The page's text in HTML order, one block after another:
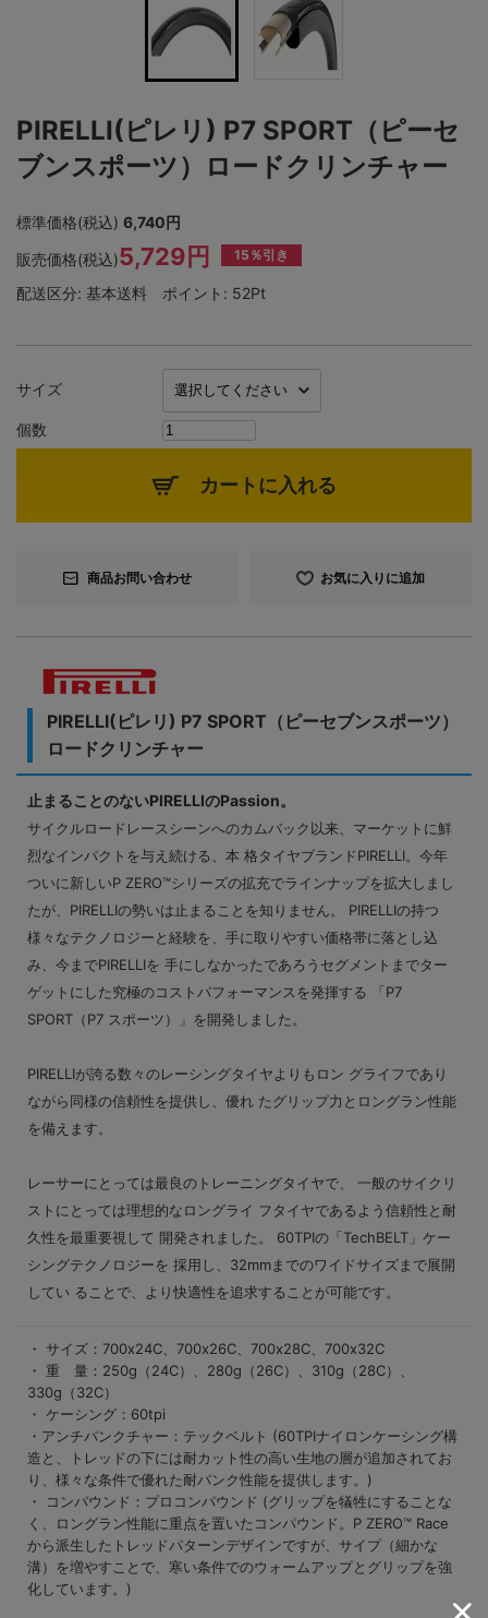
PIRELLI(ピレリ) P7 SPORT（ピーセ
ブンスポーツ）ロードクリンチャー
標準価格(税込) 6,740円
販売価格(税込)5,729円 15％引き
配送区分: 基本送料 ポイント: 52Pt
サイズ
個数
カートに入れる
商品お問い合わせ お気に入りに追加
PIRELLI(ピレリ) P7 SPORT（ピーセブンスポーツ）
ロードクリンチャー
止まることのないPIRELLIのPassion。
サイクルロードレースシーンへのカムバック以来、マーケットに鮮
烈なインパクトを与え続ける、本 格タイヤブランドPIRELLI。今年
ついに新しいP ZERO™シリーズの拡充でラインナップを拡大しまし
たが、PIRELLIの勢いは止まることを知りません。 PIRELLIの持つ
様々なテクノロジーと経験を、手に取りやすい価格帯に落とし込
み、今までPIRELLIを 手にしなかったであろうセグメントまでター
ゲットにした究極のコストパフォーマンスを発揮する 「P7
SPORT（P7 スポーツ）」を開発しました。
PIRELLIが誇る数々のレーシングタイヤよりもロン グライフであり
ながら同様の信頼性を提供し、優れ たグリップ力とロングラン性能
を備えます。
レーサーにとっては最良のトレーニングタイヤで、 一般のサイクリ
ストにとっては理想的なロングライ フタイヤであるよう信頼性と耐
久性を最重要視して 開発されました。 60TPIの「TechBELT」ケー
シングテクノロジーを 採用し、32mmまでのワイドサイズまで展開
してい ることで、より快適性を追求することが可能です。
・ サイズ：700x24C、700x26C、700x28C、700x32C
・ 重 量：250g（24C）、280g（26C）、310g（28C）、
330g（32C）
・ ケーシング：60tpi
・アンチパンクチャー：テックベルト (60TPIナイロンケーシング構
造と、トレッドの下には耐カット性の高い生地の層が追加されてお
り、様々な条件で優れた耐パンク性能を提供します。)
・ コンパウンド：プロコンパウンド (グリップを犠牲にすることな
く、ロングラン性能に重点を置いたコンパウンド。P ZERO™ Race
から派生したトレッドパターンデザインですが、サイプ（細かな
溝）を増やすことで、寒い条件でのウォームアップとグリップを強
化しています。)